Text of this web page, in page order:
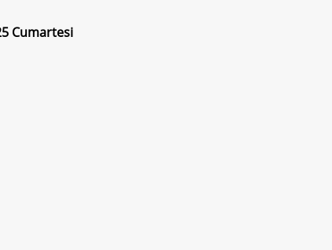
Cumartesi